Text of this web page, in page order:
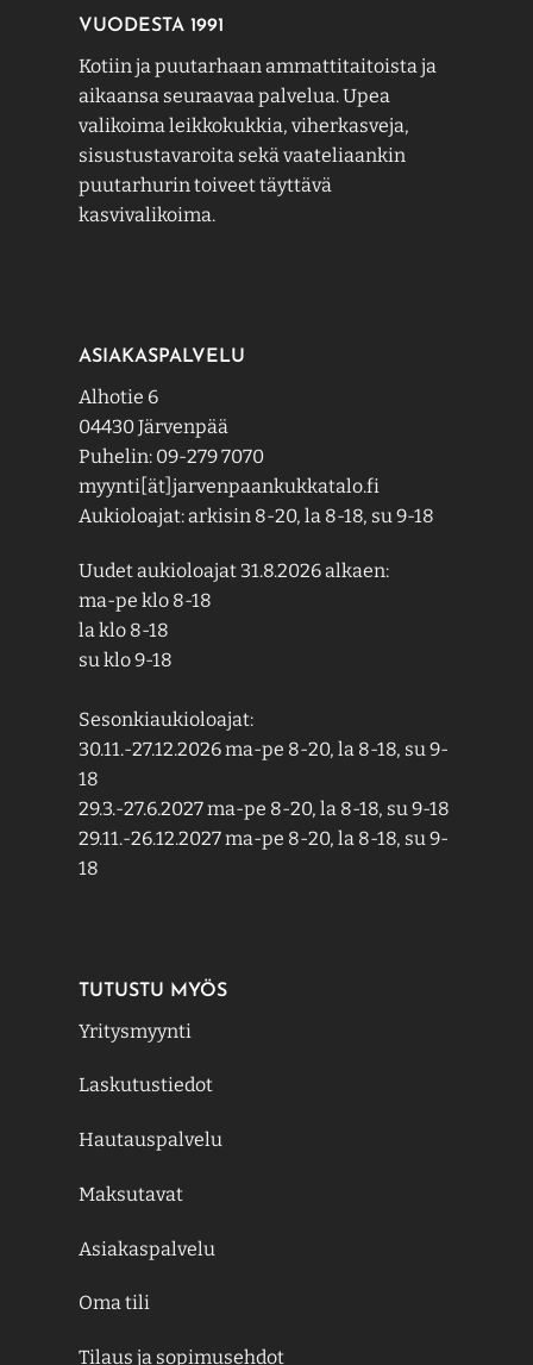
VUODESTA 1991
Kotiin ja puutarhaan ammattitaitoista ja
aikaansa seuraavaa palvelua. Upea
valikoima leikkokukkia, viherkasveja,
sisustustavaroita sekä vaateliaankin
puutarhurin toiveet täyttävä
kasvivalikoima.
ASIAKASPALVELU
Alhotie 6
04430 Järvenpää
Puhelin: 09-279 7070
myynti[ät]jarvenpaankukkatalo.fi
Aukioloajat: arkisin 8-20, la 8-18, su 9-18
Uudet aukioloajat 31.8.2026 alkaen:
ma-pe klo 8-18
la klo 8-18
su klo 9-18
Sesonkiaukioloajat:
30.11.-27.12.2026 ma-pe 8-20, la 8-18, su 9-
18
29.3.-27.6.2027 ma-pe 8-20, la 8-18, su 9-18
29.11.-26.12.2027 ma-pe 8-20, la 8-18, su 9-
18
TUTUSTU MYÖS
Yritysmyynti
Laskutustiedot
Hautauspalvelu
Maksutavat
Asiakaspalvelu
Oma tili
Tilaus ja sopimusehdot